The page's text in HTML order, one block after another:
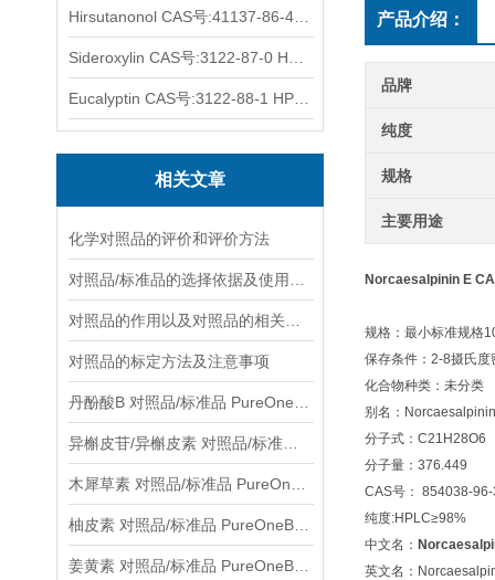
相关文章
化学对照品的评价和评价方法
对照品的标定方法及注意事项
产品介绍：
品牌
纯度
规格
主要用途
Norcaesalpinin E
规格：最小标准规格
保存条件：2-8摄氏度
化合物种类：未分类
别名：
分子式：C21H28O6
分子量：376.449
CAS号： 854038-
纯度:HPLC≥98%
中文名：
英文名：